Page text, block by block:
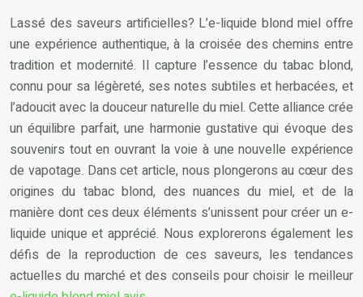
Lassé des saveurs artificielles? L’e-liquide blond miel offre
une expérience authentique, à la croisée des chemins entre
tradition et modernité. Il capture l’essence du tabac blond,
connu pour sa légèreté, ses notes subtiles et herbacées, et
l’adoucit avec la douceur naturelle du miel. Cette alliance crée
un équilibre parfait, une harmonie gustative qui évoque des
souvenirs tout en ouvrant la voie à une nouvelle expérience
de vapotage. Dans cet article, nous plongerons au cœur des
origines du tabac blond, des nuances du miel, et de la
manière dont ces deux éléments s’unissent pour créer un e-
liquide unique et apprécié. Nous explorerons également les
défis de la reproduction de ces saveurs, les tendances
actuelles du marché et des conseils pour choisir le meilleur